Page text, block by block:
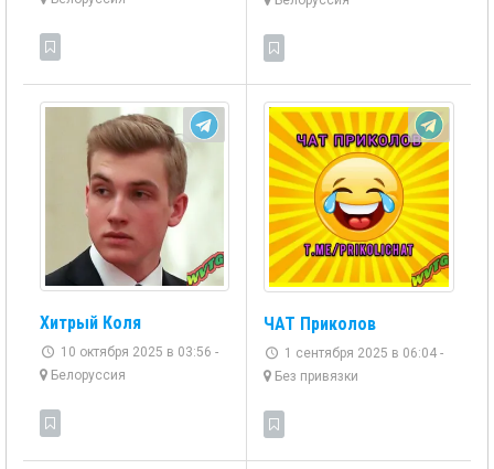
Хитрый Коля
10 октября 2025 в 03:56 -
Белоруссия
ЧАТ Приколов
1 сентября 2025 в 06:04 -
Без привязки